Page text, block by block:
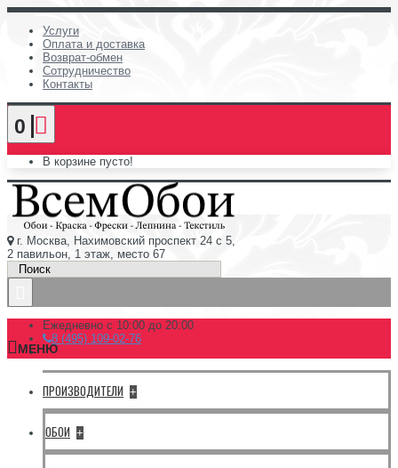
Услуги
Оплата и доставка
Возврат-обмен
Сотрудничество
Контакты
0
В корзине пусто!
г. Москва, Нахимовский проспект 24 с 5,
2 павильон, 1 этаж, место 67
Ежедневно с 10:00 до 20:00
8 (495) 109-02-76
МЕНЮ
ПРОИЗВОДИТЕЛИ +
ОБОИ +